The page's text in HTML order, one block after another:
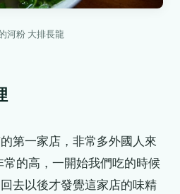
河粉 大排長龍
第一家店，非常多外國人來
的高，一開始我們吃的時候
去以後才發覺這家店的味精